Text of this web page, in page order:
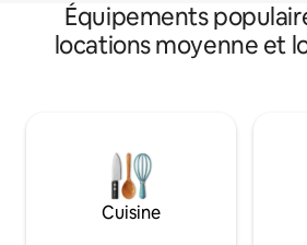
Équipements
locations moyenne et
Cuisine